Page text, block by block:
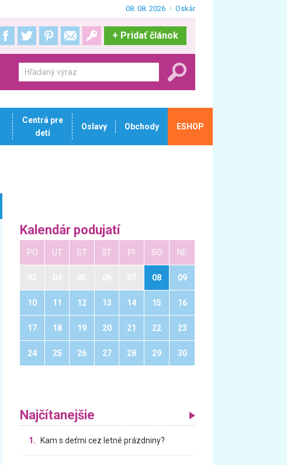
08. 08. 2026 Oskár
+ Pridať článok
Centrá pre
deti
Oslavy Obchody ESHOP
Kalendár podujatí
PO UT ST ŠT PI SO NE
08 09
10 11 12 13 14 15 16
17 18 19 20 21 22 23
24 25 26 27 28 29 30
Najčítanejšie
1. Kam s deťmi cez letné prázdniny?